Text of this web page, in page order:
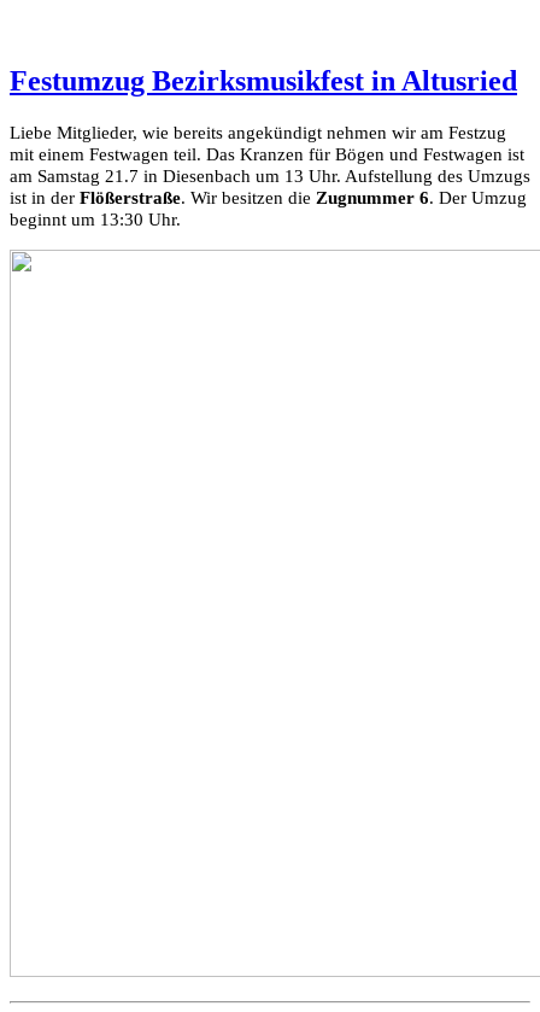
Festumzug Bezirksmusikfest in Altusried
Liebe Mitglieder, wie bereits angekündigt nehmen wir am Festzug
mit einem Festwagen teil. Das Kranzen für Bögen und Festwagen ist
am Samstag 21.7 in Diesenbach um 13 Uhr. Aufstellung des Umzugs
ist in der Flößerstraße. Wir besitzen die Zugnummer 6. Der Umzug
beginnt um 13:30 Uhr.